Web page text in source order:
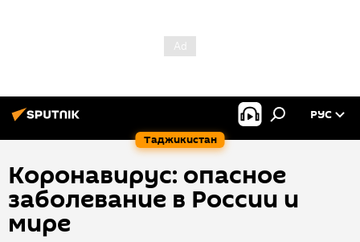
Таджикистан
РУС
Коронавирус: опасное
заболевание в России и
мире